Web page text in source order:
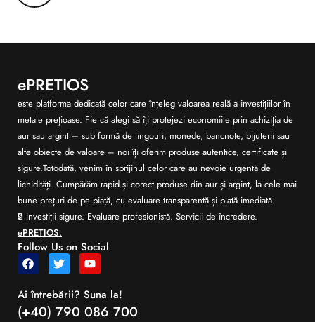
ePRETIOS
este platforma dedicată celor care înțeleg valoarea reală a investițiilor în
metale prețioase. Fie că alegi să îți protejezi economiile prin achiziția de
aur sau argint – sub formă de lingouri, monede, bancnote, bijuterii sau
alte obiecte de valoare – noi îți oferim produse autentice, certificate și
sigure.Totodată, venim în sprijinul celor care au nevoie urgentă de
lichidități. Cumpărăm rapid și corect produse din aur și argint, la cele mai
bune prețuri de pe piață, cu evaluare transparentă și plată imediată.
🔒 Investiții sigure. Evaluare profesionistă. Servicii de încredere.
ePRETIOS.
Follow Us on Social
Ai întrebării? Suna la!
(+40) 790 086 700